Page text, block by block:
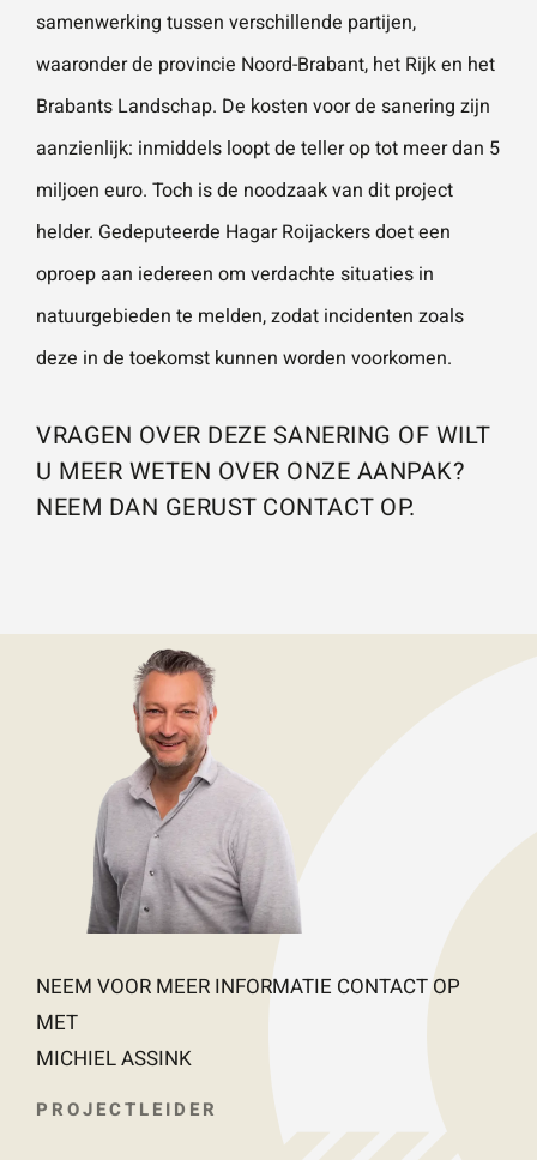
samenwerking tussen verschillende partijen,
waaronder de provincie Noord-Brabant, het Rijk en het
Brabants Landschap. De kosten voor de sanering zijn
aanzienlijk: inmiddels loopt de teller op tot meer dan 5
miljoen euro. Toch is de noodzaak van dit project
helder. Gedeputeerde Hagar Roijackers doet een
oproep aan iedereen om verdachte situaties in
natuurgebieden te melden, zodat incidenten zoals
deze in de toekomst kunnen worden voorkomen.
VRAGEN OVER DEZE SANERING OF WILT
U MEER WETEN OVER ONZE AANPAK?
NEEM DAN GERUST CONTACT OP.
NEEM VOOR MEER INFORMATIE CONTACT OP
MET
MICHIEL ASSINK
PROJECTLEIDER